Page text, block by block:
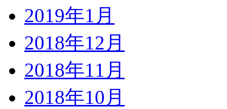
2019年1月
2018年12月
2018年11月
2018年10月